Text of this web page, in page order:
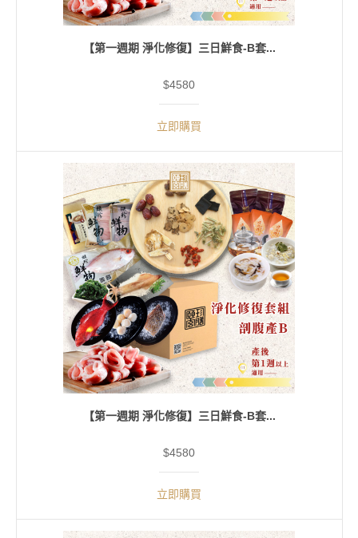
【第一週期 淨化修復】三日鮮食-B套...
$4580
立即購買
【第一週期 淨化修復】三日鮮食-B套...
$4580
立即購買